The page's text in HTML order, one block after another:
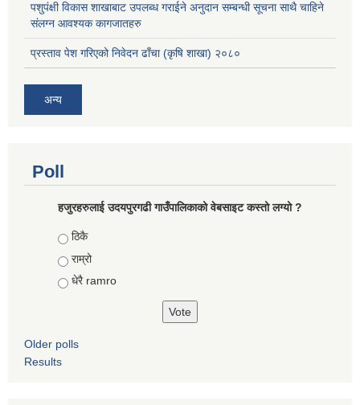
पशुपंक्षी विकास शाखाबाट उपलब्ध गराईने अनुदान सम्बन्धी सूचना साथै चाहिने
संलग्न आवश्यक कागजातहरु
प्रस्ताव पेश गरिएको निवेदन ढाँचा (कृषि शाखा) २०८०
अन्य
Poll
हजुरहरुलाई उदयपुरगढी गाउँपालिकाको वेबसाइट कस्तो लग्यो ?
Choices
ठिकै
राम्रो
धेरै ramro
Older polls
Results